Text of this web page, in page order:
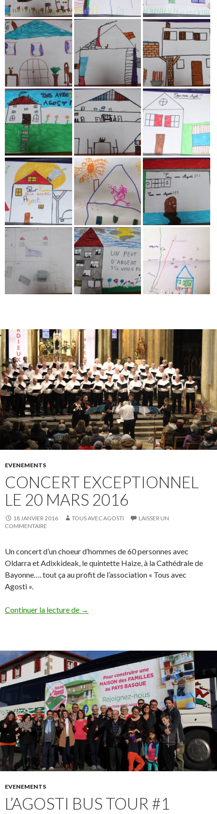
EVENEMENTS
CONCERT EXCEPTIONNEL
LE 20 MARS 2016
18 JANVIER 2016 TOUS AVEC AGOSTI
LAISSER UN
COMMENTAIRE
Un concert d’un choeur d’hommes de 60 personnes avec
Oldarra et Adixkideak, le quintette Haize, à la Cathédrale de
Bayonne…. tout ça au profit de l’association « Tous avec
Agosti ».
Continuer la lecture de Concert exceptionnel le 20 mars 2016
→
EVENEMENTS
L’AGOSTI BUS TOUR #1